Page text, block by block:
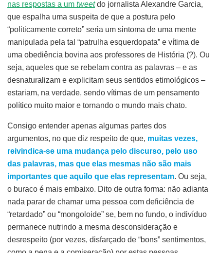
nas respostas a um tweet do jornalista Alexandre Garcia,
que espalha uma suspeita de que a postura pelo
“politicamente correto” seria um sintoma de uma mente
manipulada pela tal “patrulha esquerdopata” e vítima de
uma obediência bovina aos professores de História (?). Ou
seja, aqueles que se rebelam contra as palavras – e as
desnaturalizam e explicitam seus sentidos etimológicos –
estariam, na verdade, sendo vítimas de um pensamento
político muito maior e tornando o mundo mais chato.
Consigo entender apenas algumas partes dos
argumentos, no que diz respeito de que, muitas vezes,
reivindica-se uma mudança pelo discurso, pelo uso
das palavras, mas que elas mesmas não são mais
importantes que aquilo que elas representam. Ou seja,
o buraco é mais embaixo. Dito de outra forma: não adianta
nada parar de chamar uma pessoa com deficiência de
“retardado” ou “mongoloide” se, bem no fundo, o indivíduo
permanece nutrindo a mesma desconsideração e
desrespeito (por vezes, disfarçado de “bons” sentimentos,